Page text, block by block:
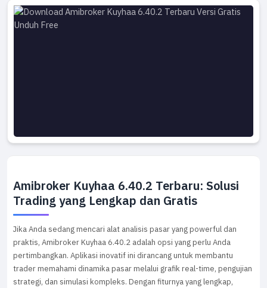
Amibroker Kuyhaa 6.40.2 Terbaru: Solusi
Trading yang Lengkap dan Gratis
Jika Anda sedang mencari alat analisis pasar yang powerful dan
praktis, Amibroker Kuyhaa 6.40.2 adalah opsi yang perlu Anda
pertimbangkan. Aplikasi inovatif ini dirancang untuk membantu
trader memahami dinamika pasar melalui grafik real-time, pengujian
strategi, dan simulasi kompleks. Dengan fiturnya yang lengkap,